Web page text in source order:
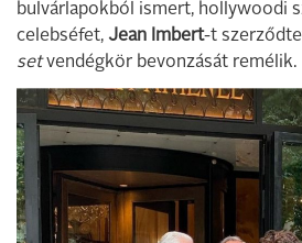
bulvárlapokból ismert, hollywoodi
celebséfet, Jean Imbert-t
setvendégkör bevonzását remélik.